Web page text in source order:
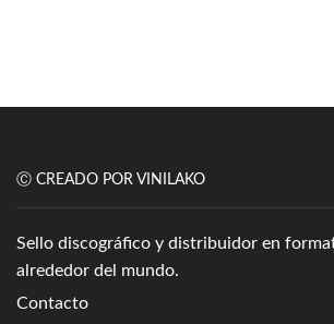
Ⓒ CREADO POR VINILAKO
Sello discográfico y distribuidor en
alrededor del mundo.
Contacto